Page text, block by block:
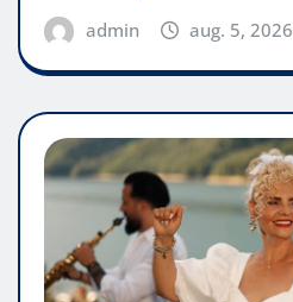
admin aug. 5, 2026